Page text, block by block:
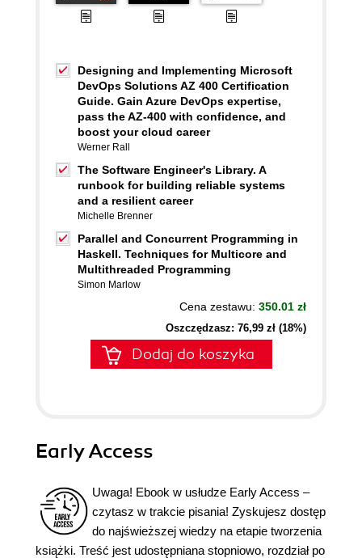
Designing and Implementing Microsoft
DevOps Solutions AZ 400 Certification
Guide. Gain Azure DevOps expertise,
pass the AZ-400 with confidence, and
boost your cloud career
Werner Rall
The Software Engineer's Library. A
runbook for building reliable systems
and a resilient career
Michelle Brenner
Parallel and Concurrent Programming in
Haskell. Techniques for Multicore and
Multithreaded Programming
Simon Marlow
Cena zestawu: 350.01 zł
Oszczędzasz: 76,99 zł (18%)
Dodaj do koszyka
Early Access
Uwaga! Ebook w usłudze Early Access –
czytasz w trakcie pisania! Zyskujesz dostęp
do najświeższej wiedzy na etapie tworzenia
książki. Treść jest udostępniana stopniowo, rozdział po